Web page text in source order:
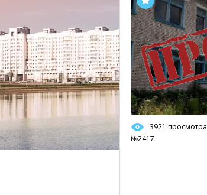
3921 просмотра
№2417